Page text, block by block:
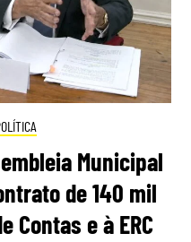
Municipal
de 140 mil
Contas e à ERC